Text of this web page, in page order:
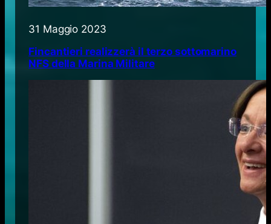
31 Maggio 2023
Fincantieri realizzerà il terzo sottomarino
NFS della Marina Militare